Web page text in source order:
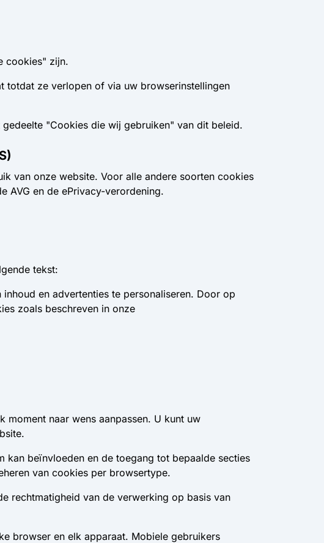
cookies" zijn.
totdat ze verlopen of via uw browserinstellingen
"Cookies die wij gebruiken" van dit beleid.
van onze website. Voor alle andere soorten cookies
AVG en de ePrivacy-verordening.
tekst:
en advertenties te personaliseren. Door op
zoals beschreven in onze
naar wens aanpassen. U kunt uw
beïnvloeden en de toegang tot bepaalde secties
van cookies per browsertype.
rechtmatigheid van de verwerking op basis van
browser en elk apparaat. Mobiele gebruikers